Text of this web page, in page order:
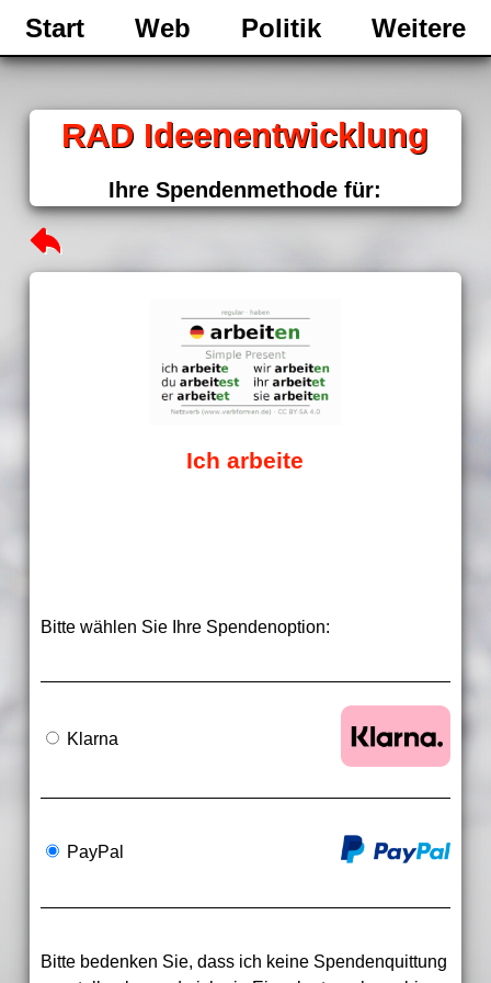
Start Web Politik Weitere
RAD Ideenentwicklung
Ihre Spendenmethode für:
Ich arbeite
Bitte wählen Sie Ihre Spendenoption:
Klarna
PayPal
Bitte bedenken Sie, dass ich keine Spendenquittung